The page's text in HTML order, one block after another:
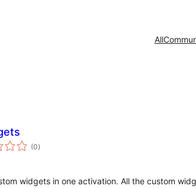
All
(0གདེང་
འཇོག་
)
widgets in one activation. All the custom